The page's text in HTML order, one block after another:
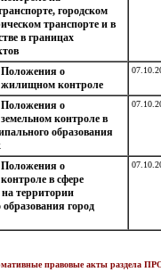
городском
транспорте и в
в границах
о
контроле
о
контроле в
образования
о
в сфере
на территории
город
правовые акты